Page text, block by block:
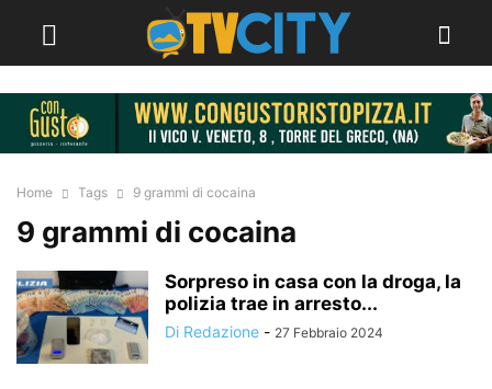
Home Tags 9 grammi di cocaina
9 grammi di cocaina
Sorpreso in casa con la droga, la
polizia trae in arresto...
Di Redazione - 27 Febbraio 2024